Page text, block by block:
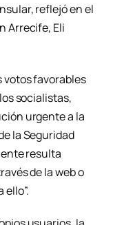
reflejó en el
Arrecife, Eli
votos favorables
socialistas,
urgente a la
la Seguridad
resulta
de la web o